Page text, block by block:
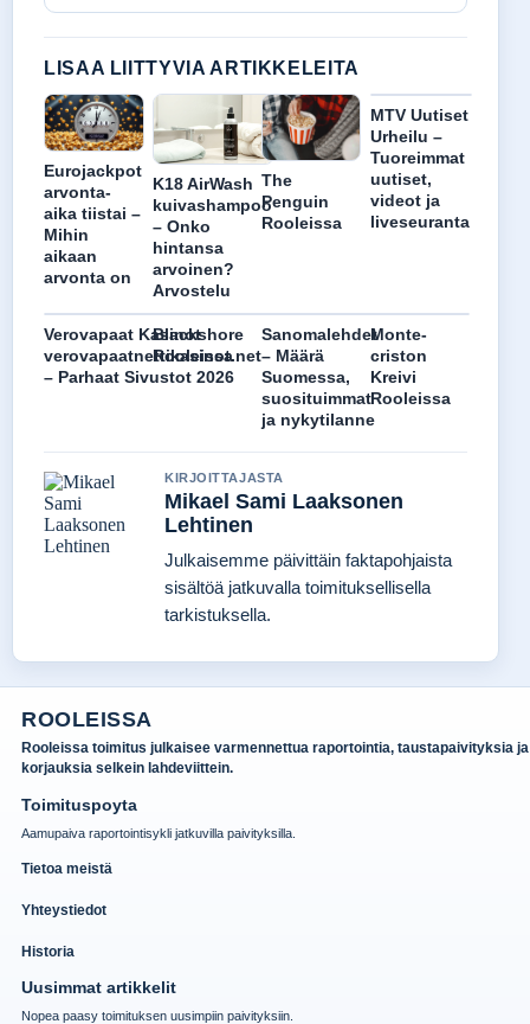
LISAA LIITTYVIA ARTIKKELEITA
Eurojackpot
arvonta-
aika tiistai –
Mihin
aikaan
arvonta on
K18 AirWash
kuivashampoo
– Onko
hintansa
arvoinen?
Arvostelu
The
Penguin
Rooleissa
MTV Uutiset
Urheilu –
Tuoreimmat
uutiset,
videot ja
liveseuranta
Verovapaat Kasinot
verovapaatnettikasinot.net
– Parhaat Sivustot 2026
Blackshore
Rooleissa
Sanomalehdet
– Määrä
Suomessa,
suosituimmat
ja nykytilanne
Monte-
criston
Kreivi
Rooleissa
KIRJOITTAJASTA
Mikael Sami Laaksonen
Lehtinen
Julkaisemme päivittäin faktapohjaista
sisältöä jatkuvalla toimituksellisella
tarkistuksella.
ROOLEISSA
Rooleissa toimitus julkaisee varmennettua raportointia, taustapaivityksia ja
korjauksia selkein lahdeviittein.
Toimituspoyta
Aamupaiva raportointisykli jatkuvilla paivityksilla.
Tietoa meistä
Yhteystiedot
Historia
Uusimmat artikkelit
Nopea paasy toimituksen uusimpiin paivityksiin.